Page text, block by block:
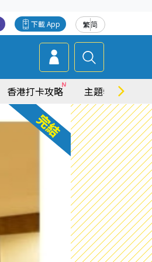
繁简
下載 App
香港打卡攻略 主題特集